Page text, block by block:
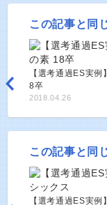
この記事と同
【選考通過ES実例
8卒
2018.04.26
この記事と同
【選考通過ES実例